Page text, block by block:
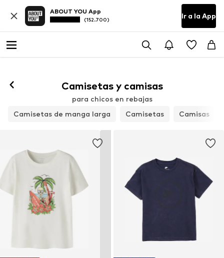
ABOUT YOU App
(152.700) Ir a la App
Camisetas y camisas
para chicos en rebajas
Camisetas de manga larga
Camisetas Camisas